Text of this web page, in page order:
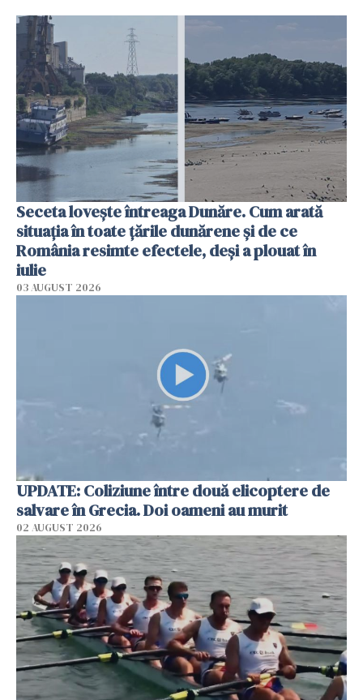
Seceta lovește întreaga Dunăre. Cum arată
situația în toate țările dunărene și de ce
România resimte efectele, deși a plouat în
iulie
03 AUGUST 2026
UPDATE: Coliziune între două elicoptere de
salvare în Grecia. Doi oameni au murit
02 AUGUST 2026